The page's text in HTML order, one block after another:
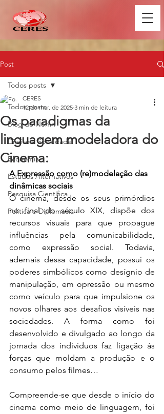
Post
Todos posts
Blog do Nemri
Direito e Sociedade
Economia
Estudos Alternativos
Pesquisa Científica
Política e Diplomacia
Todos posts
Os paradigmas da
linguagem modeladora do
Cinema:
CERES
12 de mar. de 2025 3 min de leitura
A Expressão como (re)modelação das
dinâmicas sociais
O cinema, desde os seus primórdios
no final do século XIX, dispõe dos
recursos visuais para que propague
influências pela comunicabilidade,
como expressão social. Todavia,
ademais dessa capacidade, possui os
poderes simbólicos como desígnio de
manipulação, em opressão ou mesmo
como veículo para que impulsione os
novos olhares aos desafios visíveis nas
sociedades. A forma como foi
desenvolvido e divulgado ao longo da
jornada dos indivíduos faz ligação às
forças que moldam a produção e o
consumo pelos filmes…
Compreende-se que desde o início do
cinema como meio de linguagem, foi